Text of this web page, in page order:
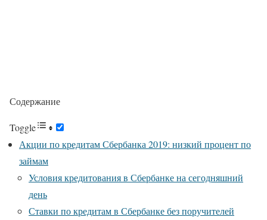
Содержание
Toggle
Акции по кредитам Сбербанка 2019: низкий процент по
займам
Условия кредитования в Сбербанке на сегодняшний
день
Ставки по кредитам в Сбербанке без поручителей